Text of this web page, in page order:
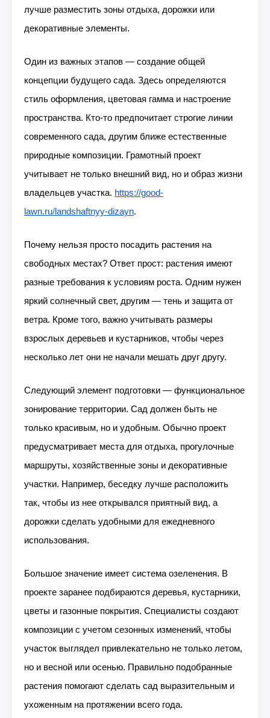
лучше разместить зоны отдыха, дорожки или
декоративные элементы.
Один из важных этапов — создание общей
концепции будущего сада. Здесь определяются
стиль оформления, цветовая гамма и настроение
пространства. Кто-то предпочитает строгие линии
современного сада, другим ближе естественные
природные композиции. Грамотный проект
учитывает не только внешний вид, но и образ жизни
владельцев участка. https://good-
lawn.ru/landshaftnyy-dizayn.
Почему нельзя просто посадить растения на
свободных местах? Ответ прост: растения имеют
разные требования к условиям роста. Одним нужен
яркий солнечный свет, другим — тень и защита от
ветра. Кроме того, важно учитывать размеры
взрослых деревьев и кустарников, чтобы через
несколько лет они не начали мешать друг другу.
Следующий элемент подготовки — функциональное
зонирование территории. Сад должен быть не
только красивым, но и удобным. Обычно проект
предусматривает места для отдыха, прогулочные
маршруты, хозяйственные зоны и декоративные
участки. Например, беседку лучше расположить
так, чтобы из нее открывался приятный вид, а
дорожки сделать удобными для ежедневного
использования.
Большое значение имеет система озеленения. В
проекте заранее подбираются деревья, кустарники,
цветы и газонные покрытия. Специалисты создают
композиции с учетом сезонных изменений, чтобы
участок выглядел привлекательно не только летом,
но и весной или осенью. Правильно подобранные
растения помогают сделать сад выразительным и
ухоженным на протяжении всего года.